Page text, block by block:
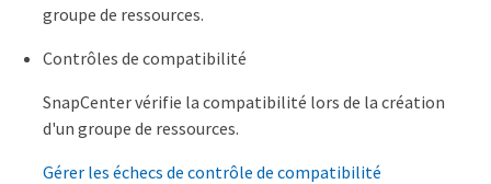
groupe de ressources.
Contrôles de compatibilité
SnapCenter vérifie la compatibilité lors de la création
d'un groupe de ressources.
Gérer les échecs de contrôle de compatibilité